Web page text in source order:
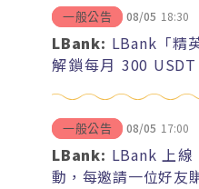
一般公告 08/05 18:30
LBank: LBank「精
解鎖每月 300
一般公告 08/05 17:00
LBank: LBank 上
動，每邀請一位好友